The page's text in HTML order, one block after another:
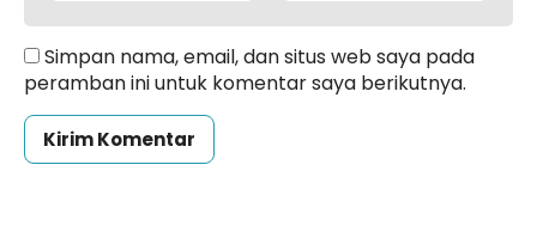
Simpan nama, email, dan situs web saya pada
peramban ini untuk komentar saya berikutnya.